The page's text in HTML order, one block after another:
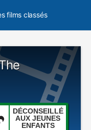
films classés
DÉCONSEILLÉ
AUX JEUNES
ENFANTS